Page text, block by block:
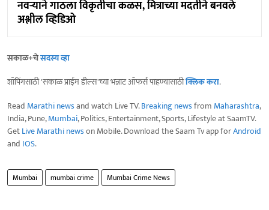
नवऱ्याने गाठला विकृतीचा कळस, मित्राच्या मदतीने बनवले
अश्लील व्हिडिओ
सकाळ+चेसदस्य व्हा
शॉपिंगसाठी 'सकाळ प्राईम डील्स'च्या भन्नाट ऑफर्स पाहण्यासाठीक्लिक करा.
Read Marathi newsand watch Live TV.Breaking newsfrom Maharashtra,
India, Pune,Mumbai, Politics, Entertainment, Sports, Lifestyle at SaamTV.
GetLive Marathi newson Mobile. Download the Saam Tv app forAndroid
and IOS.
Mumbai mumbai crime Mumbai Crime News